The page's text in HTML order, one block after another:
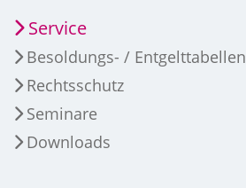
Service
Besoldungs- / Entgelttabellen
Rechtsschutz
Seminare
Downloads